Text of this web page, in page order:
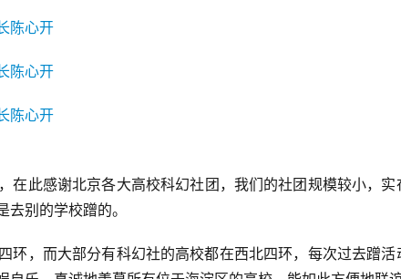
在此感谢北京各大高校科幻社团，我们的社团规模较小，实
别的学校蹭的。
环，而大部分有科幻社的高校都在西北四环，每次过去蹭活